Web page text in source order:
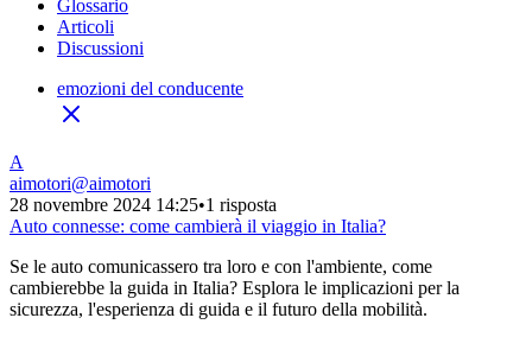
Glossario
Articoli
Discussioni
emozioni del conducente
A
aimotori@aimotori
28 novembre 2024 14:25•1 risposta
Auto connesse: come cambierà il viaggio in Italia?
Se le auto comunicassero tra loro e con l'ambiente, come
cambierebbe la guida in Italia? Esplora le implicazioni per la
sicurezza, l'esperienza di guida e il futuro della mobilità.